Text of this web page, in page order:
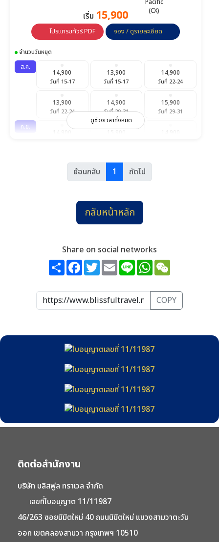
เริ่ม 15,900
โปรแกรมทัวร์ PDF จอง / ดูรายละเอียด
จำนวนวันหยุด
ส.ค.
14,900
วันที่ 15-17
13,900
วันที่ 15-17
14,900
วันที่ 22-24
13,900
วันที่ 22-24
14,900
วันที่ 29-31
15,900
วันที่ 29-31
ก.ย.
15,900
วันที่ 12-14
14,900
วันที่ 19-21
วันที่ 26-28
15,900
15,900
วันที่ 10-12
14,900
วันที่ 17-19 วันที่ 17-19
วันที่ 24-26 วันที่ 24-26
17,900 17,900 17,900
17,900
วันที่ 28-30
17,900 17,900
24,900
วันที่ 26-28
ม.ค.
ดูช่วงเวลาทั้งหมด
ย้อนกลับ 1 ถัดไป
กลับหน้าหลัก
Share on social networks
ShareFacebook
TwitterEmailLine WhatsApp
COPY
ติดต่อสำนักงาน
บริษัท บลิสฟูล ทราเวล จำกัด
เลขที่ใบอนุญาต 11/11987
46/263 ซอยนิมิตใหม่ 40 ถนนนิมิตใหม่ แขวงสามวาตะวัน
ออก เขตคลองสามวา กรุงเทพฯ 10510